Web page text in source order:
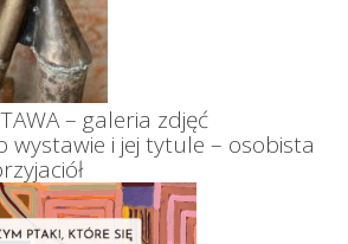
– galeria zdjęć
wystawie i jej tytule – osobista